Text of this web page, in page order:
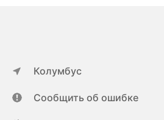
Колумбус
Сообщить об ошибке